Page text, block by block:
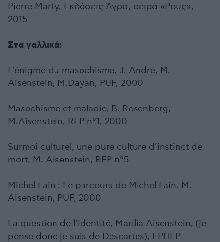
Pierre Marty, Εκδόσεις Άγρα, σειρά «Ρους»,
2015
Στα γαλλικά:
L'énigme du masochisme, J. André, M.
Aisenstein, M.Dayan, PUF, 2000
Masochisme et maladie, B. Rosenberg,
M.Aisenstein, RFP n°1, 2000
Surmoi culturel, une pure culture d’instinct de
mort, M. Aisenstein, RFP n°5
Michel Fain : Le parcours de Michel Fain, M.
Aisenstein, PUF, 2000
La question de l’identité, Marilia Aisenstein, (je
pense donc je suis de Descartes), EPHEP